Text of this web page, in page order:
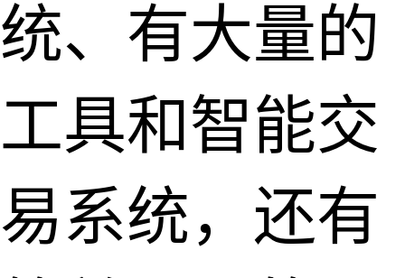
统、有大量的
工具和智能交
易系统，还有